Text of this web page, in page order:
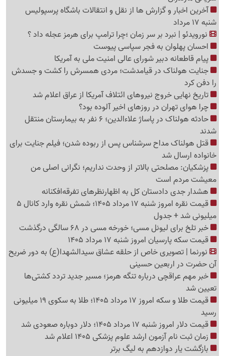
آخرین اخبار و گزارش ها از نقل و انتقالات باشگاه پرسپولیس
شنبه 17 مرداد
نورویدئو | نبرد بر سر زمان ؛چرا ترامپ برای هرمز عجله داد ؟
احسان پهلوان به فجر سپاسی پیوست
پیام قاطعانه دبیر شورای عالی امنیت ملی به آمریکا
جنایت هولناک در قیامدشت؛ مردی همسرش را کشت و جسدش
را دفن کرد
تاریخ نهایی خروج نیروهای ائتلاف آمریکا از عراق اعلام شد
چرا هوای تهران در روزهای اخیر آلوده بود؟
حادثه هولناک در پاساژ علاءالدین؛ 6 نفر به بیمارستان منتقل
شدند
قتل هولناک مداح سرشناس پس از ربوده شدن؛ فیلم جنایت برای
خانواده ارسال شد
پزشکیان: مصلحتی بالاتر از وحدت نداریم؛ نگرانی اصلی من
معیشت مردم است
هشدار جدی دادستان کل به اظهارنظرهای تفرقه‌افکنانه
قیمت نقره امروز شنبه 17 مرداد 1405؛ شمش نقره وارد کانال 5
میلیونی شد + جدول
خبر تلخ برای لیونل مسی؛ خورخه مسی در 68 سالگی درگذشت
قیمت سکه پارسیان امروز شنبه 17 مرداد 1405
نورنما | تصویری خاص از حلقه عشاق سیدالشهدا(ع) به دور ضریح
آن حضرت در اربعین حسینی
خبر مهم عراقچی درباره تنگه هرمز؛ مسیر جدید تردد کشتی‌ها
تعیین شد
قیمت طلا و سکه امروز 17 مرداد 1405؛ طلا به سکوی 19 میلیونی
رسید
قیمت دلار امروز شنبه 17 مرداد 1405؛ دلار دوباره صعودی شد
زمان ثبت نام آزمون ارشد علوم پزشکی 1405 اعلام شد
بازگشت یار دوازدهم به لیگ برتر